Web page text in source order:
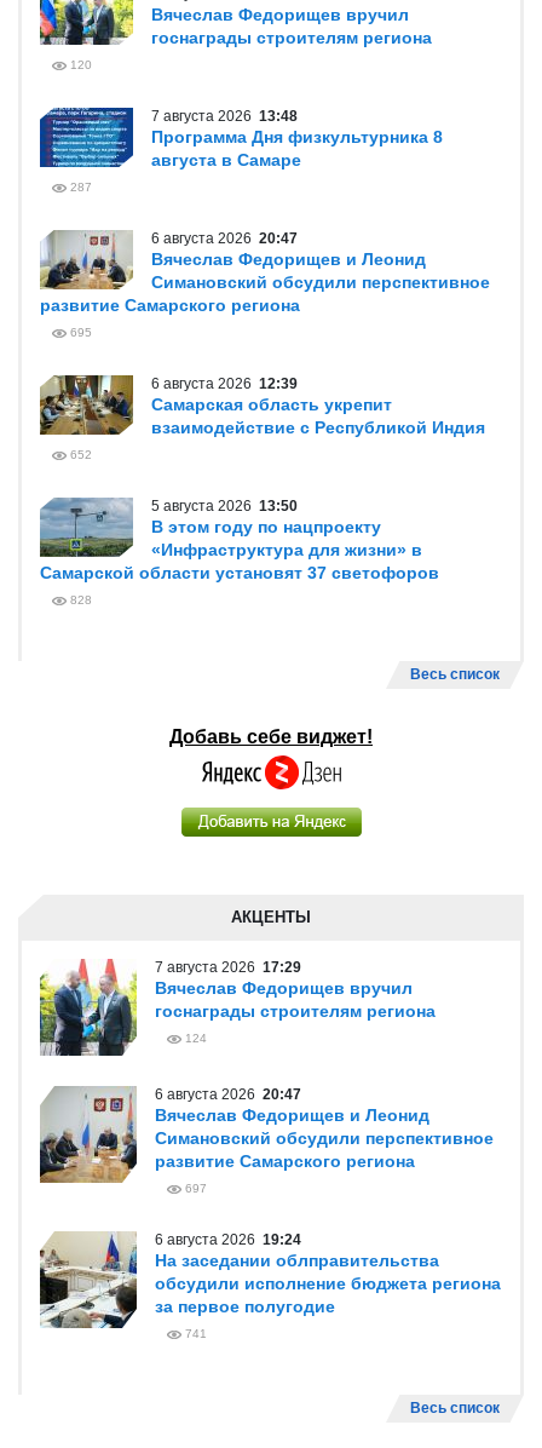
Вячеслав Федорищев вручил
госнаграды строителям региона
120
7 августа 2026 13:48
Программа Дня физкультурника 8
августа в Самаре
287
6 августа 2026 20:47
Вячеслав Федорищев и Леонид
Симановский обсудили перспективное
развитие Самарского региона
695
6 августа 2026 12:39
Самарская область укрепит
взаимодействие с Республикой Индия
652
5 августа 2026 13:50
В этом году по нацпроекту
«Инфраструктура для жизни» в
Самарской области установят 37 светофоров
828
Весь список
Добавь себе виджет!
АКЦЕНТЫ
7 августа 2026 17:29
Вячеслав Федорищев вручил
госнаграды строителям региона
124
6 августа 2026 20:47
Вячеслав Федорищев и Леонид
Симановский обсудили перспективное
развитие Самарского региона
697
6 августа 2026 19:24
На заседании облправительства
обсудили исполнение бюджета региона
за первое полугодие
741
Весь список